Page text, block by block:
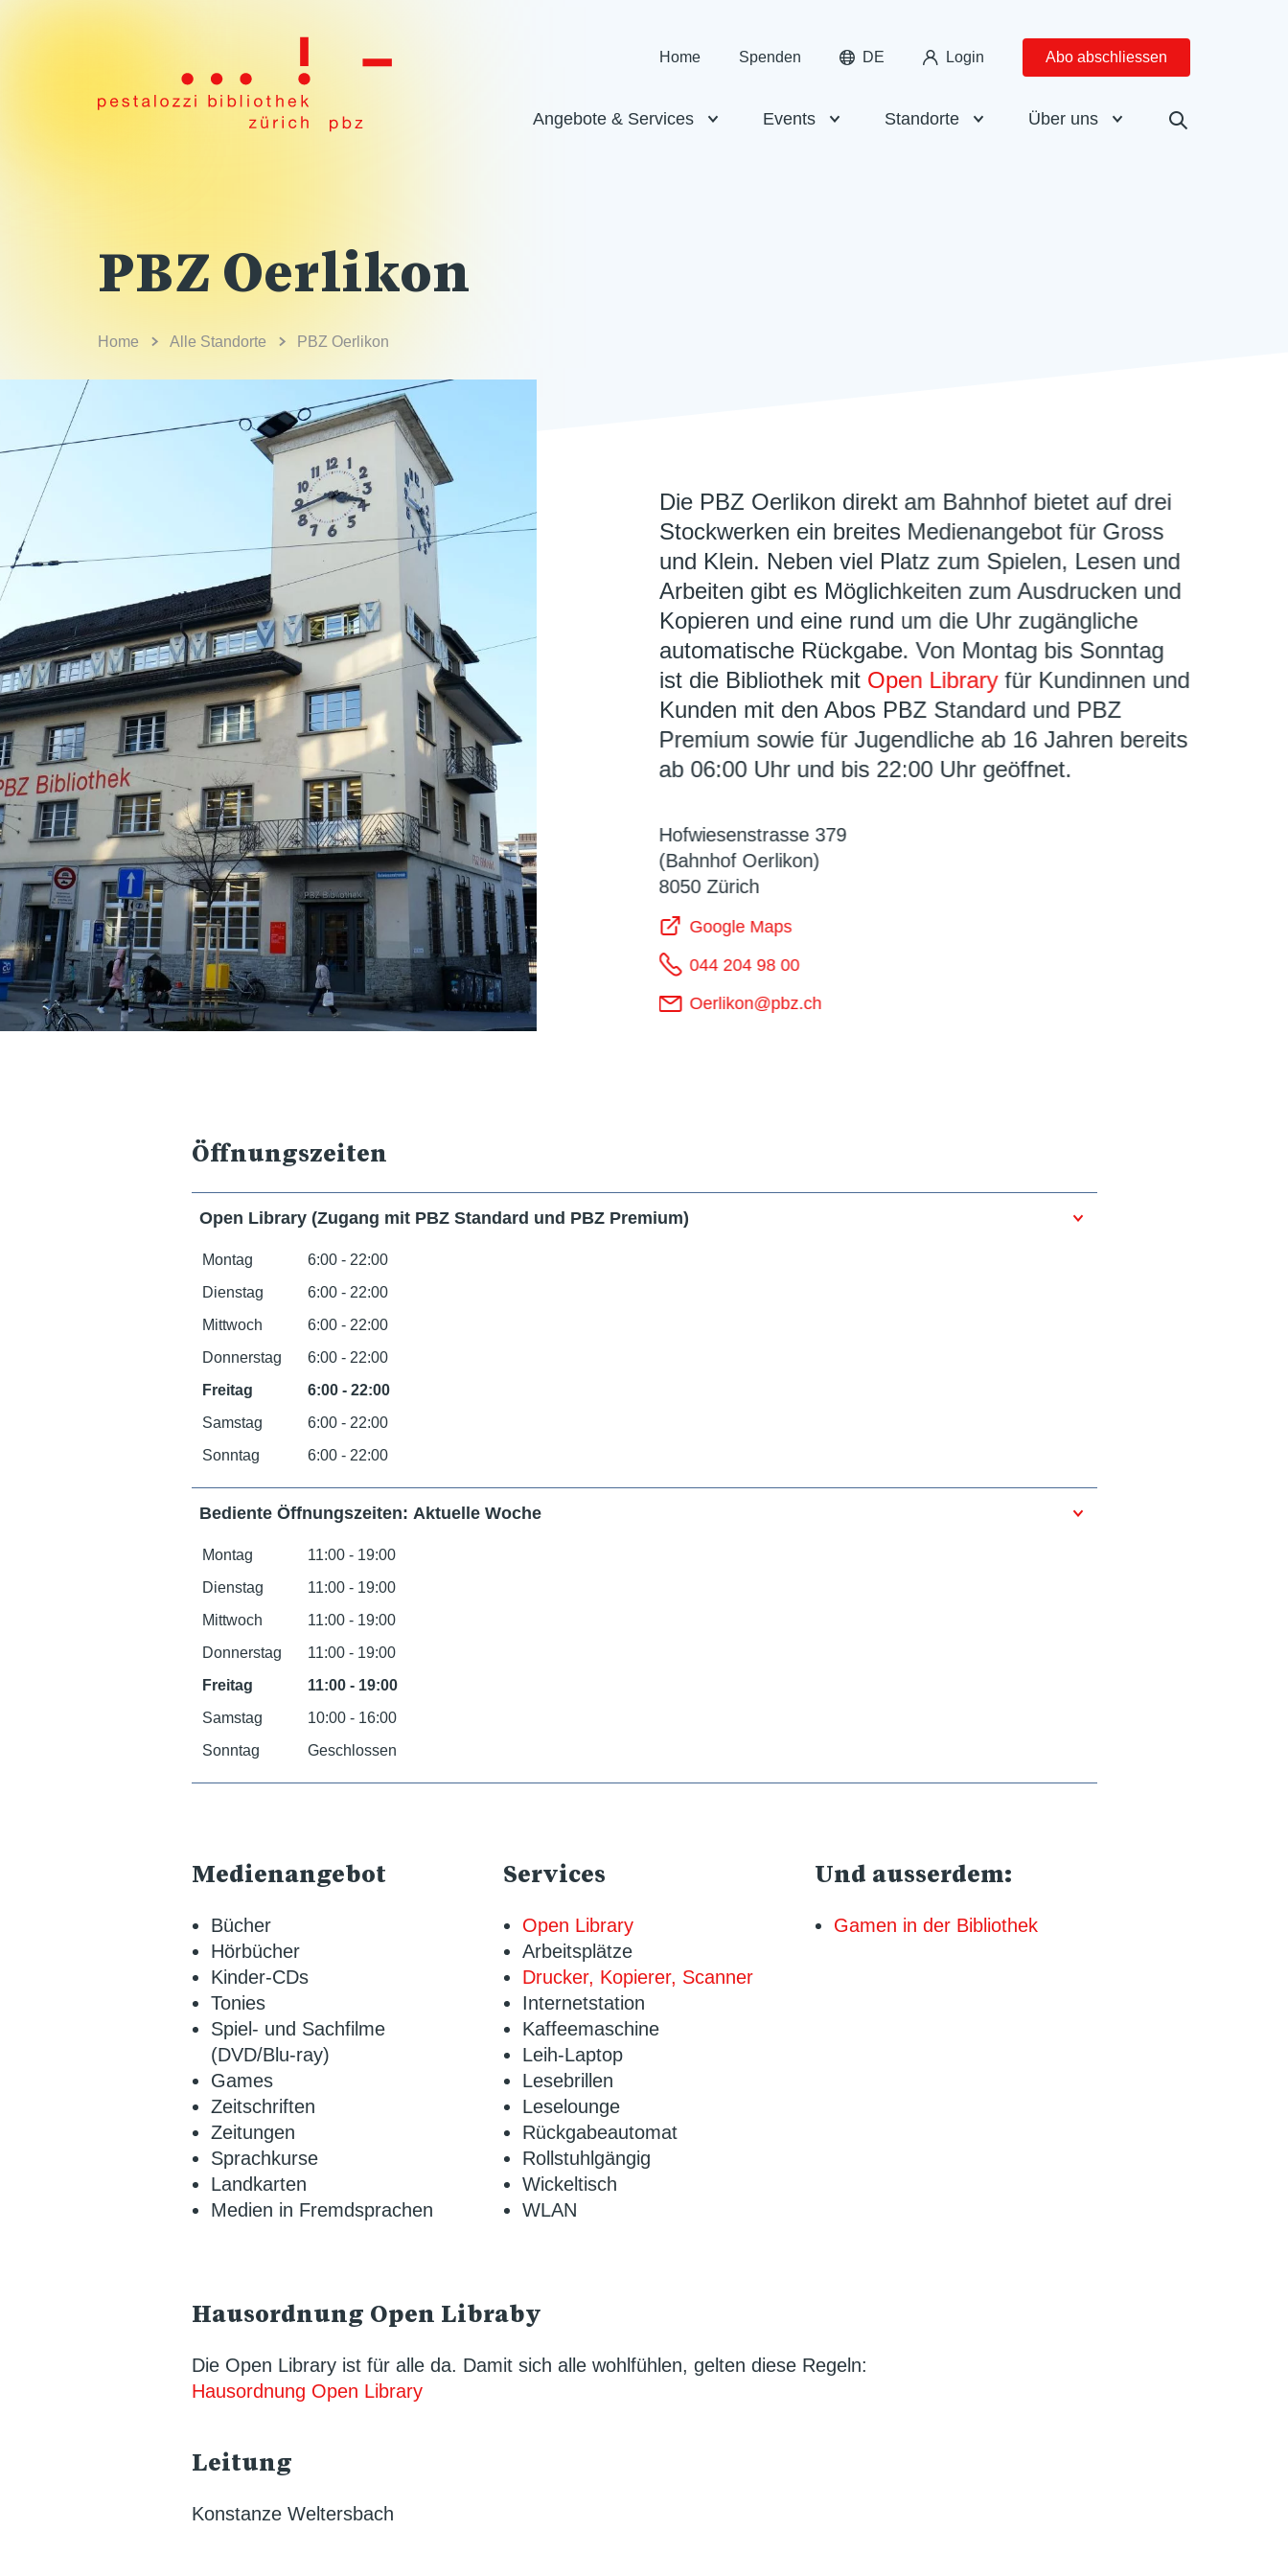
Home Spenden DE Login Abo abschliessen
Angebote & Services Events Standorte Über uns
PBZ Oerlikon
Home Alle Standorte PBZ Oerlikon
Die PBZ Oerlikon direkt am Bahnhof bietet auf drei
Stockwerken ein breites Medienangebot für Gross
und Klein. Neben viel Platz zum Spielen, Lesen und
Arbeiten gibt es Möglichkeiten zum Ausdrucken und
Kopieren und eine rund um die Uhr zugängliche
automatische Rückgabe. Von Montag bis Sonntag
ist die Bibliothek mit Open Libraryfür Kundinnen und
Kunden mit den Abos PBZ Standard und PBZ
Premium sowie für Jugendliche ab 16 Jahren bereits
ab 06:00 Uhr und bis 22:00 Uhr geöffnet.
Hofwiesenstrasse 379
(Bahnhof Oerlikon)
8050 Zürich
Google Maps
044 204 98 00
Oerlikon@pbz.ch
Öffnungszeiten
Open Library (Zugang mit PBZ Standard und PBZ Premium)
Montag
6:00 - 22:00
Dienstag
6:00 - 22:00
Mittwoch
6:00 - 22:00
Donnerstag
6:00 - 22:00
Freitag
6:00 - 22:00
Samstag
6:00 - 22:00
Sonntag
6:00 - 22:00
Bediente Öffnungszeiten: Aktuelle Woche
Montag
11:00 - 19:00
Dienstag
11:00 - 19:00
Mittwoch
11:00 - 19:00
Donnerstag
11:00 - 19:00
Freitag
11:00 - 19:00
Samstag
10:00 - 16:00
Sonntag
Geschlossen
Medienangebot
Bücher
Hörbücher
Kinder-CDs
Tonies
Spiel- und Sachfilme
(DVD/Blu-ray)
Games
Zeitschriften
Zeitungen
Sprachkurse
Landkarten
Medien in Fremdsprachen
Services
Open Library
Arbeitsplätze
Drucker, Kopierer, Scanner
Internetstation
Kaffeemaschine
Leih-Laptop
Lesebrillen
Leselounge
Rückgabeautomat
Rollstuhlgängig
Wickeltisch
WLAN
Und ausserdem:
Gamen in der Bibliothek
Hausordnung Open Libraby
Die Open Library ist für alle da. Damit sich alle wohlfühlen, gelten diese Regeln:
Hausordnung Open Library
Leitung
Konstanze Weltersbach